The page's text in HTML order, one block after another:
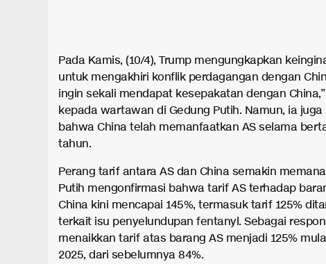
Pada Kamis, (10/4), Trump mengungkapkan
untuk mengakhiri konflik perdagangan dengan
ingin sekali mendapat kesepakatan dengan
kepada wartawan di Gedung Putih. Namun, ia
bahwa China telah memanfaatkan AS selama
tahun.
Perang tarif antara AS dan China semakin
Putih mengonfirmasi bahwa tarif AS terhadap
China kini mencapai 145%, termasuk tarif 125%
terkait isu penyelundupan fentanyl. Sebagai
menaikkan tarif atas barang AS menjadi 125%
2025, dari sebelumnya 84%.